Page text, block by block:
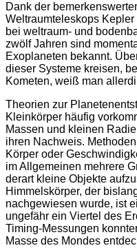
Dank der
Weltraumteleskops
bei weltraum- und
zwölf Jahren sind
Exoplaneten bekannt.
dieser Systeme kreisen,
Kometen, weiß man
Theorien zur
Kleinkörper häufig
Massen und kleinen
ihren Nachweis.
Körper oder
im Allgemeinen mehrere
derart kleine Objekte
Himmelskörper, der
nachgewiesen wurde, ist
ungefähr ein Viertel des
Timing-Messungen
Masse des Mondes